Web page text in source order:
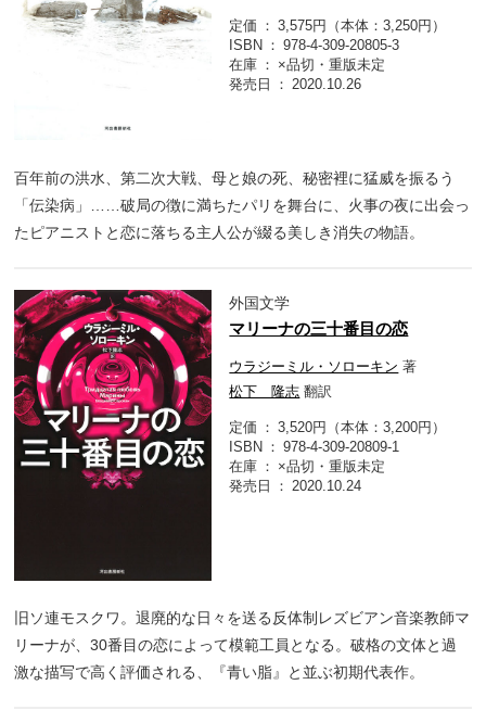
定価
3,575円（本体：3,250円）
ISBN
978-4-309-20805-3
在庫
×品切・重版未定
発売日
2020.10.26
百年前の洪水、第二次大戦、母と娘の死、秘密裡に猛威を振るう
「伝染病」……破局の徴に満ちたパリを舞台に、火事の夜に出会っ
たピアニストと恋に落ちる主人公が綴る美しき消失の物語。
外国文学
マリーナの三十番目の恋
ウラジーミル・ソローキン 著
松下 隆志 翻訳
定価
3,520円（本体：3,200円）
ISBN
978-4-309-20809-1
在庫
×品切・重版未定
発売日
2020.10.24
旧ソ連モスクワ。退廃的な日々を送る反体制レズビアン音楽教師マ
リーナが、30番目の恋によって模範工員となる。破格の文体と過
激な描写で高く評価される、『青い脂』と並ぶ初期代表作。